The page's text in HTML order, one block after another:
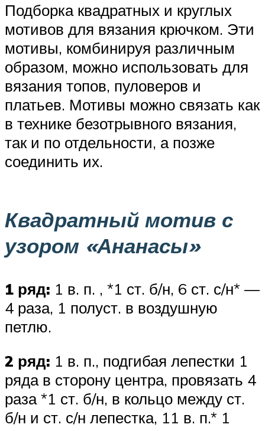
Подборка квадратных и круглых
мотивов для вязания крючком. Эти
мотивы, комбинируя различным
образом, можно использовать для
вязания топов, пуловеров и
платьев. Мотивы можно связать как
в технике безотрывного вязания,
так и по отдельности, а позже
соединить их.
Квадратный мотив с
узором «Ананасы»
1 ряд: 1 в. п. , *1 ст. б/н, 6 ст. с/н* —
4 раза, 1 полуст. в воздушную
петлю.
2 ряд: 1 в. п., подгибая лепестки 1
ряда в сторону центра, провязать 4
раза *1 ст. б/н, в кольцо между ст.
б/н и ст. с/н лепестка, 11 в. п.* 1